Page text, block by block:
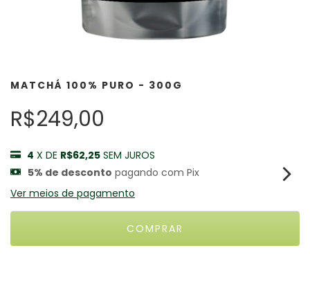
MATCHÁ 100% PURO - 300G
R$249,00
4 X DE R$62,25 SEM JUROS
5% de desconto pagando com Pix
Ver meios de pagamento